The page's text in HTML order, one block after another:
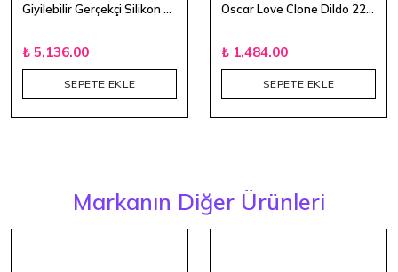
₺ 5,136.00
SEPETE EKLE
₺ 1,484.00
SEPETE EKLE
Markanın Diğer Ürünleri